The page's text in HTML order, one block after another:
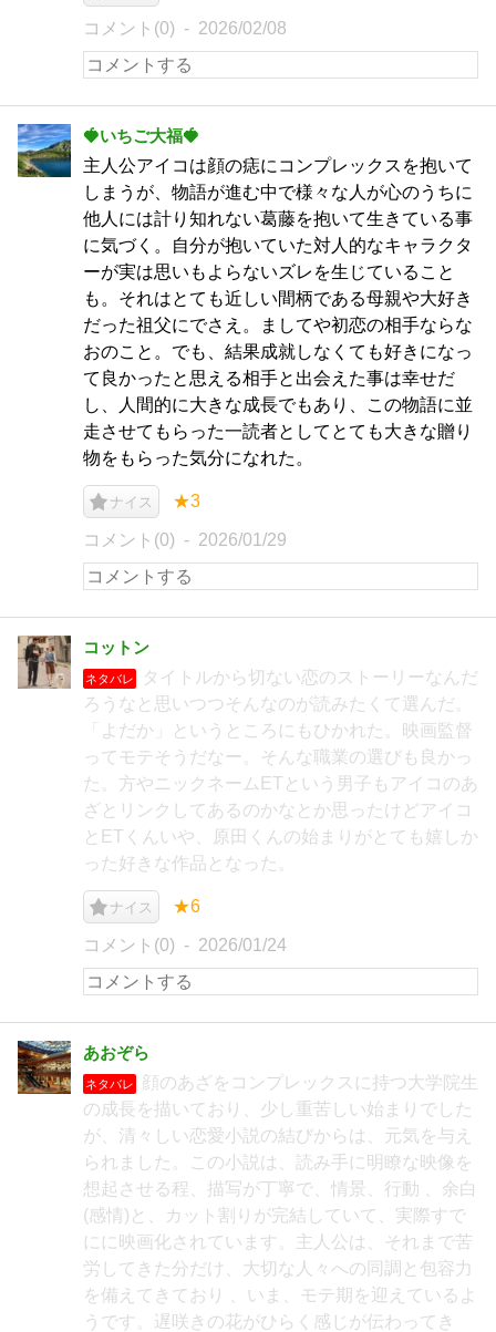
コメント(0) 2026/02/08
🍓いちご大福🍓
主人公アイコは顔の痣にコンプレックスを抱いて
しまうが、物語が進む中で様々な人が心のうちに
他人には計り知れない葛藤を抱いて生きている事
に気づく。自分が抱いていた対人的なキャラクタ
ーが実は思いもよらないズレを生じていること
も。それはとても近しい間柄である母親や大好き
だった祖父にでさえ。ましてや初恋の相手ならな
おのこと。でも、結果成就しなくても好きになっ
て良かったと思える相手と出会えた事は幸せだ
し、人間的に大きな成長でもあり、この物語に並
走させてもらった一読者としてとても大きな贈り
物をもらった気分になれた。
ナイス ★3
コメント(0) 2026/01/29
コットン
ネタバレ
タイトルから切ない恋のストーリーなんだ
ろうなと思いつつそんなのが読みたくて選んだ。
「よだか」というところにもひかれた。映画監督
ってモテそうだなー。そんな職業の選びも良かっ
た。方やニックネームETという男子もアイコのあ
ざとリンクしてあるのかなとか思ったけどアイコ
とETくんいや、原田くんの始まりがとても嬉しか
った好きな作品となった。
ナイス ★6
コメント(0) 2026/01/24
あおぞら
ネタバレ
顔のあざをコンプレックスに持つ大学院生
の成長を描いており、少し重苦しい始まりでした
が、清々しい恋愛小説の結びからは、元気を与え
られました。この小説は、読み手に明瞭な映像を
想起させる程、描写が丁寧で、情景、行動 、余白
(感情)と、カット割りが完結していて、実際すで
にに映画化されています。主人公は、それまで苦
労してきた分だけ、大切な人々への同調と包容力
を備えてきており 、いま、モテ期を迎えているよ
うです。遅咲きの花がひらく感じが伝わってき